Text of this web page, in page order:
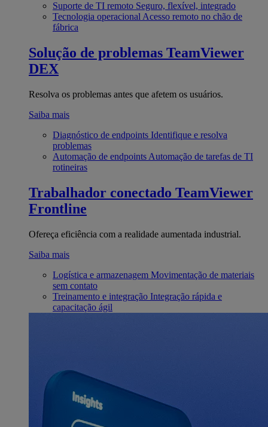
Suporte de TI remoto Seguro, flexível, integrado
Tecnologia operacional Acesso remoto no chão de
fábrica
Solução de problemas TeamViewer
DEX
Resolva os problemas antes que afetem os usuários.
Saiba mais
Diagnóstico de endpoints Identifique e resolva
problemas
Automação de endpoints Automação de tarefas de TI
rotineiras
Trabalhador conectado TeamViewer
Frontline
Ofereça eficiência com a realidade aumentada industrial.
Saiba mais
Logística e armazenagem Movimentação de materiais
sem contato
Treinamento e integração Integração rápida e
capacitação ágil